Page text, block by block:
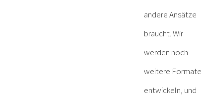
andere Ansätze
braucht. Wir
werden noch
weitere Formate
entwickeln, und